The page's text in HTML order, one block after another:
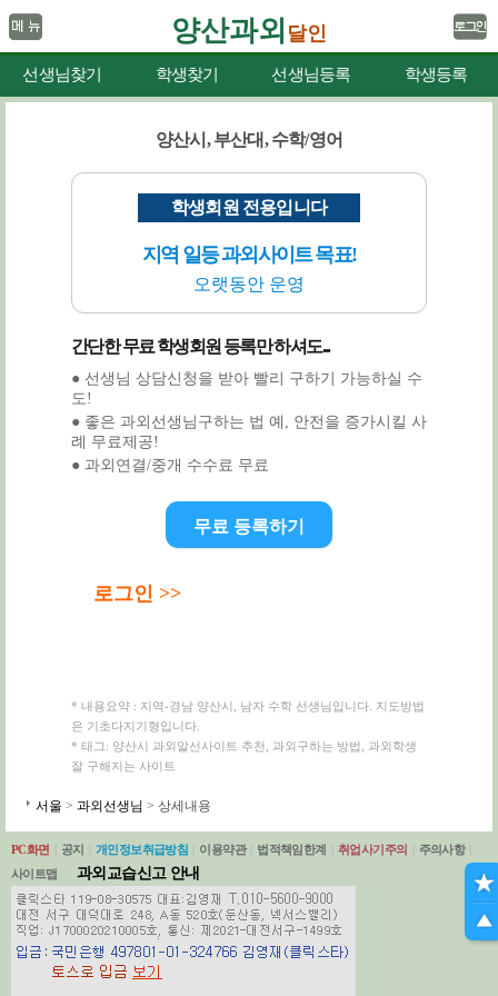
양산과외 달인
선생님찾기 학생찾기 선생님등록 학생등록
양산시, 부산대, 수학/영어
학생회원 전용입니다
지역 일등 과외사이트 목표!
오랫동안 운영
간단한 무료 학생회원 등록만 하셔도...
● 선생님 상담신청을 받아 빨리 구하기 가능하실 수
도!
● 좋은 과외선생님구하는 법 예, 안전을 증가시킬 사
례 무료제공!
● 과외연결/중개 수수료 무료
무료 등록하기
로그인 >>
* 내용요약 : 지역-경남 양산시, 남자 수학 선생님입니다. 지도방법
은 기초다지기형입니다.
* 태그: 양산시 과외알선사이트 추천, 과외구하는 방법, 과외학생
잘 구해지는 사이트
서울 > 과외선생님 > 상세내용
PC화면 공지 개인정보취급방침 이용약관 법적책임한계 취업사기주의 주의사항
사이트맵
과외교습신고 안내